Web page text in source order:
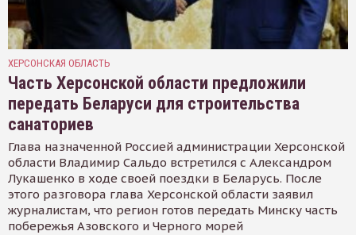
ХЕРСОНСКАЯ ОБЛАСТЬ
Часть Херсонской области предложили
передать Беларуси для строительства
санаториев
Глава назначенной Россией администрации Херсонской
области Владимир Сальдо встретился с Александром
Лукашенко в ходе своей поездки в Беларусь. После
этого разговора глава Херсонской области заявил
журналистам, что регион готов передать Минску часть
побережья Азовского и Черного морей